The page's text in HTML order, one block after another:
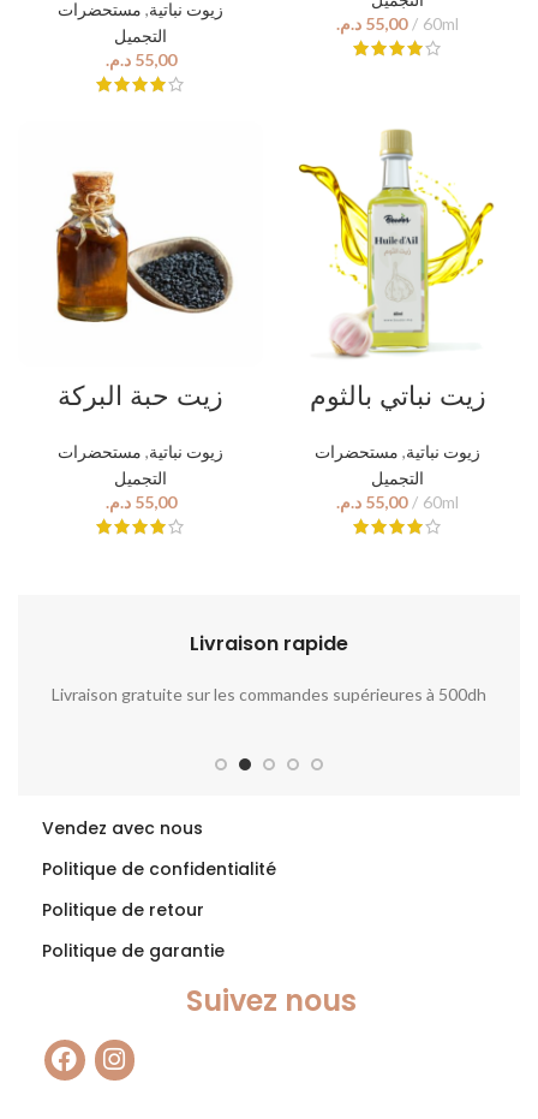
زيوت نباتية, مستحضرات
التجميل
د.م.
د.م.
زيت حبة البركة
زيوت نباتية, مستحضرات
التجميل
د.م.
زيت نباتي بالثوم
زيوت نباتية, مستحضرات
التجميل
د.م.
Livraison rapide​​
Livraison gratuite sur les commandes supérieures à 500dh
Vendez avec nous
Politique de confidentialité
Politique de retour
Politique de garantie
Suivez nous